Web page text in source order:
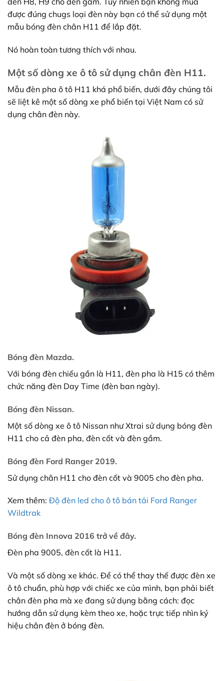
được đúng chugs loại đèn này bạn có thể sử dụng một
mẫu bóng đèn chân H11 để lắp đặt.
Nó hoàn toàn tương thích với nhau.
Một số dòng xe ô tô sử dụng chân đèn H11.
Mẫu đèn pha ô tô H11 khá phổ biến, dưới đây chúng tôi
sẽ liệt kê một số dòng xe phổ biến tại Việt Nam có sử
dụng chân đèn này.
Bóng đèn Mazda.
Với bóng đèn chiếu gần là H11, đèn pha là H15 có thêm
chức năng đèn Day Time (đèn ban ngày).
Bóng đèn Nissan.
Một số dòng xe ô tô Nissan như Xtrai sử dụng bóng đèn
H11 cho cả đèn pha, đèn cốt và đèn gầm.
Bóng đèn Ford Ranger 2019.
Sử dụng chân H11 cho đèn cốt và 9005 cho đèn pha.
Xem thêm: Độ đèn led cho ô tô bán tải Ford Ranger
Wildtrak
Bóng đèn Innova 2016 trở về đây.
Đèn pha 9005, đèn cốt là H11.
Và một số dòng xe khác. Để có thể thay thế được đèn xe
ô tô chuẩn, phù hợp với chiếc xe của mình, bạn phải biết
chân đèn pha mà xe đang sử dụng bằng cách: đọc
hướng dẫn sử dụng kèm theo xe, hoặc trực tiếp nhìn ký
hiệu chân đèn ở bóng đèn.